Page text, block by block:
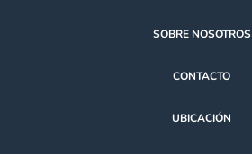
SOBRE NOSOTROS
CONTACTO
UBICACIÓN